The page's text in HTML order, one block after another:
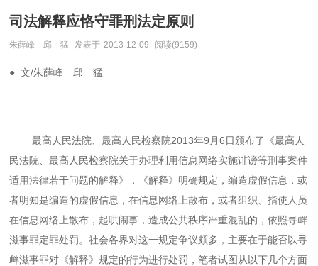
司法解释应恪守罪刑法定原则
朱薛峰 邱 猛 发表于 2013-12-09 阅读(9159)
● 文/朱薛峰 邱 猛
最高人民法院、最高人民检察院2013年9 月6日颁布了《最高人
民法院、最高人民检察院关于办理利用信息网络实施诽谤等刑事案件
适用法律若干问题的解释》，《解释》明确规定，编造虚假信息，或
者明知是编造的虚假信息，在信息网络上散布，或者组织、指使人员
在信息网络上散布，起哄闹事，造成公共秩序严重混乱的，依照寻衅
滋事罪定罪处罚。社会各界对这一规定争议颇多，主要在于能否以寻
衅滋事罪对《解释》规定的行为进行处罚，笔者试图从以下几个方面